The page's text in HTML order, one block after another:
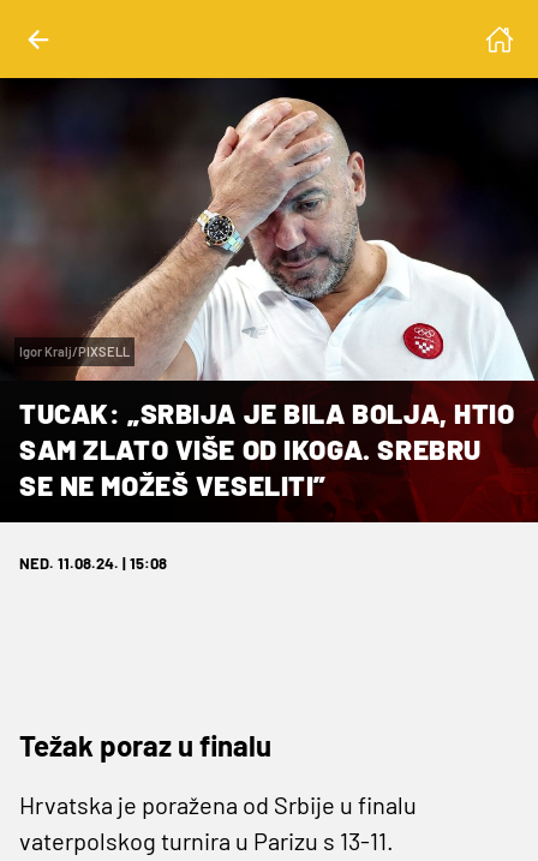
Igor Kralj/PIXSELL
TUCAK: „SRBIJA JE BILA BOLJA, HTIO
SAM ZLATO VIŠE OD IKOGA. SREBRU
SE NE MOŽEŠ VESELITI”
NED. 11.08.24. | 15:08
Težak poraz u finalu
Hrvatska je poražena od Srbije u finalu
vaterpolskog turnira u Parizu s 13-11.